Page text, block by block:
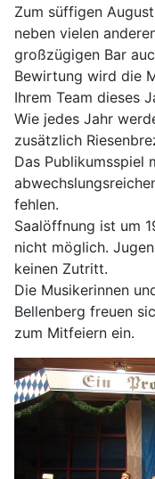
Zum süffigen
neben vielen
großzügigen Bar
Bewirtung wird die
Ihrem Team dieses
Wie jedes Jahr
zusätzlich
Das Publikumsspiel
fehlen.
Saalöffnung ist um
nicht möglich.
keinen Zutritt.
Die Musikerinnen
Bellenberg freuen
zum Mitfeiern ein.